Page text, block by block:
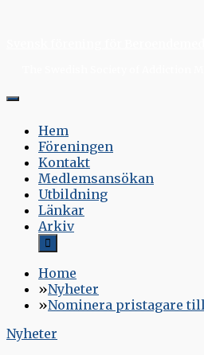
Hem
Föreningen
Kontakt
Medlemsansökan
Utbildning
Länkar
Arkiv
Home
Nyheter
Nominera pristagare
Nyheter